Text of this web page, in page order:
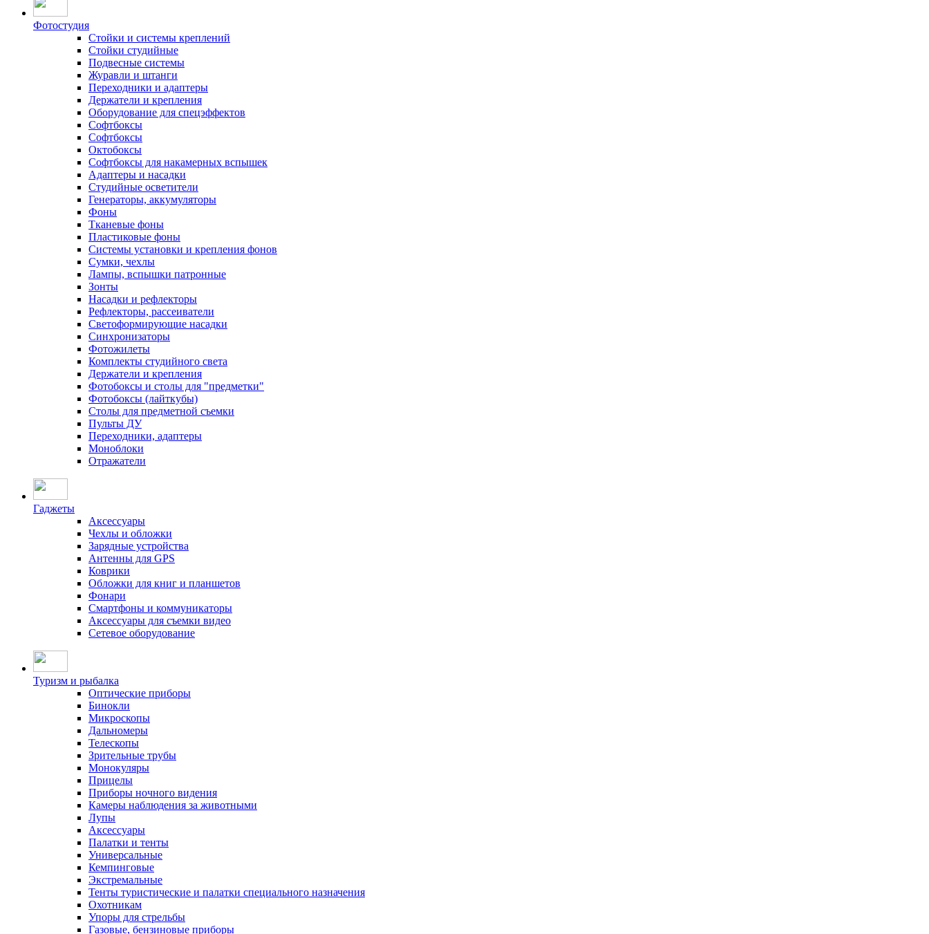
Фотостудия
Стойки и системы креплений
Стойки студийные
Подвесные системы
Журавли и штанги
Переходники и адаптеры
Держатели и крепления
Оборудование для спецэффектов
Софтбоксы
Софтбоксы
Октобоксы
Софтбоксы для накамерных вспышек
Адаптеры и насадки
Студийные осветители
Генераторы, аккумуляторы
Фоны
Тканевые фоны
Пластиковые фоны
Системы установки и крепления фонов
Сумки, чехлы
Лампы, вспышки патронные
Зонты
Насадки и рефлекторы
Рефлекторы, рассеиватели
Светоформирующие насадки
Синхронизаторы
Фотожилеты
Комплекты студийного света
Держатели и крепления
Фотобоксы и столы для "предметки"
Фотобоксы (лайткубы)
Столы для предметной съемки
Пульты ДУ
Переходники, адаптеры
Моноблоки
Отражатели
Гаджеты
Аксессуары
Чехлы и обложки
Зарядные устройства
Антенны для GPS
Коврики
Обложки для книг и планшетов
Фонари
Смартфоны и коммуникаторы
Аксессуары для съемки видео
Сетевое оборудование
Туризм и рыбалка
Оптические приборы
Бинокли
Микроскопы
Дальномеры
Телескопы
Зрительные трубы
Монокуляры
Прицелы
Приборы ночного видения
Камеры наблюдения за животными
Лупы
Аксессуары
Палатки и тенты
Универсальные
Кемпинговые
Экстремальные
Тенты туристические и палатки специального назначения
Охотникам
Упоры для стрельбы
Газовые, бензиновые приборы